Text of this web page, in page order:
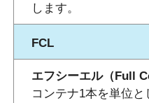
します。
FCL
エフシーエル（Full
コンテナ1本を単位